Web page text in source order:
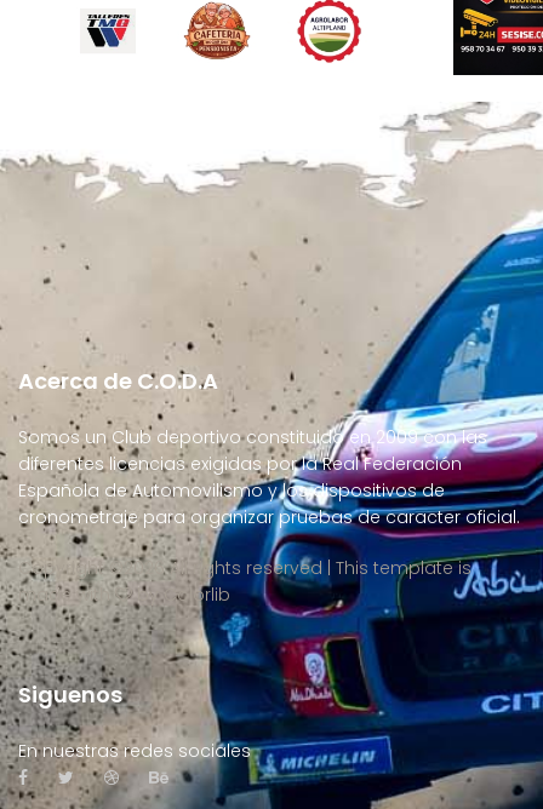
Acerca de C.O.D.A
Somos un Club deportivo constituido en 2009 con las
diferentes licencias exigidas por la Real Federación
Española de Automovilismo y los dispositivos de
cronometraje para organizar pruebas de caracter oficial.
Copyright ©2026 All rights reserved | This template is
made with
by Colorlib
Siguenos
En nuestras redes sociales